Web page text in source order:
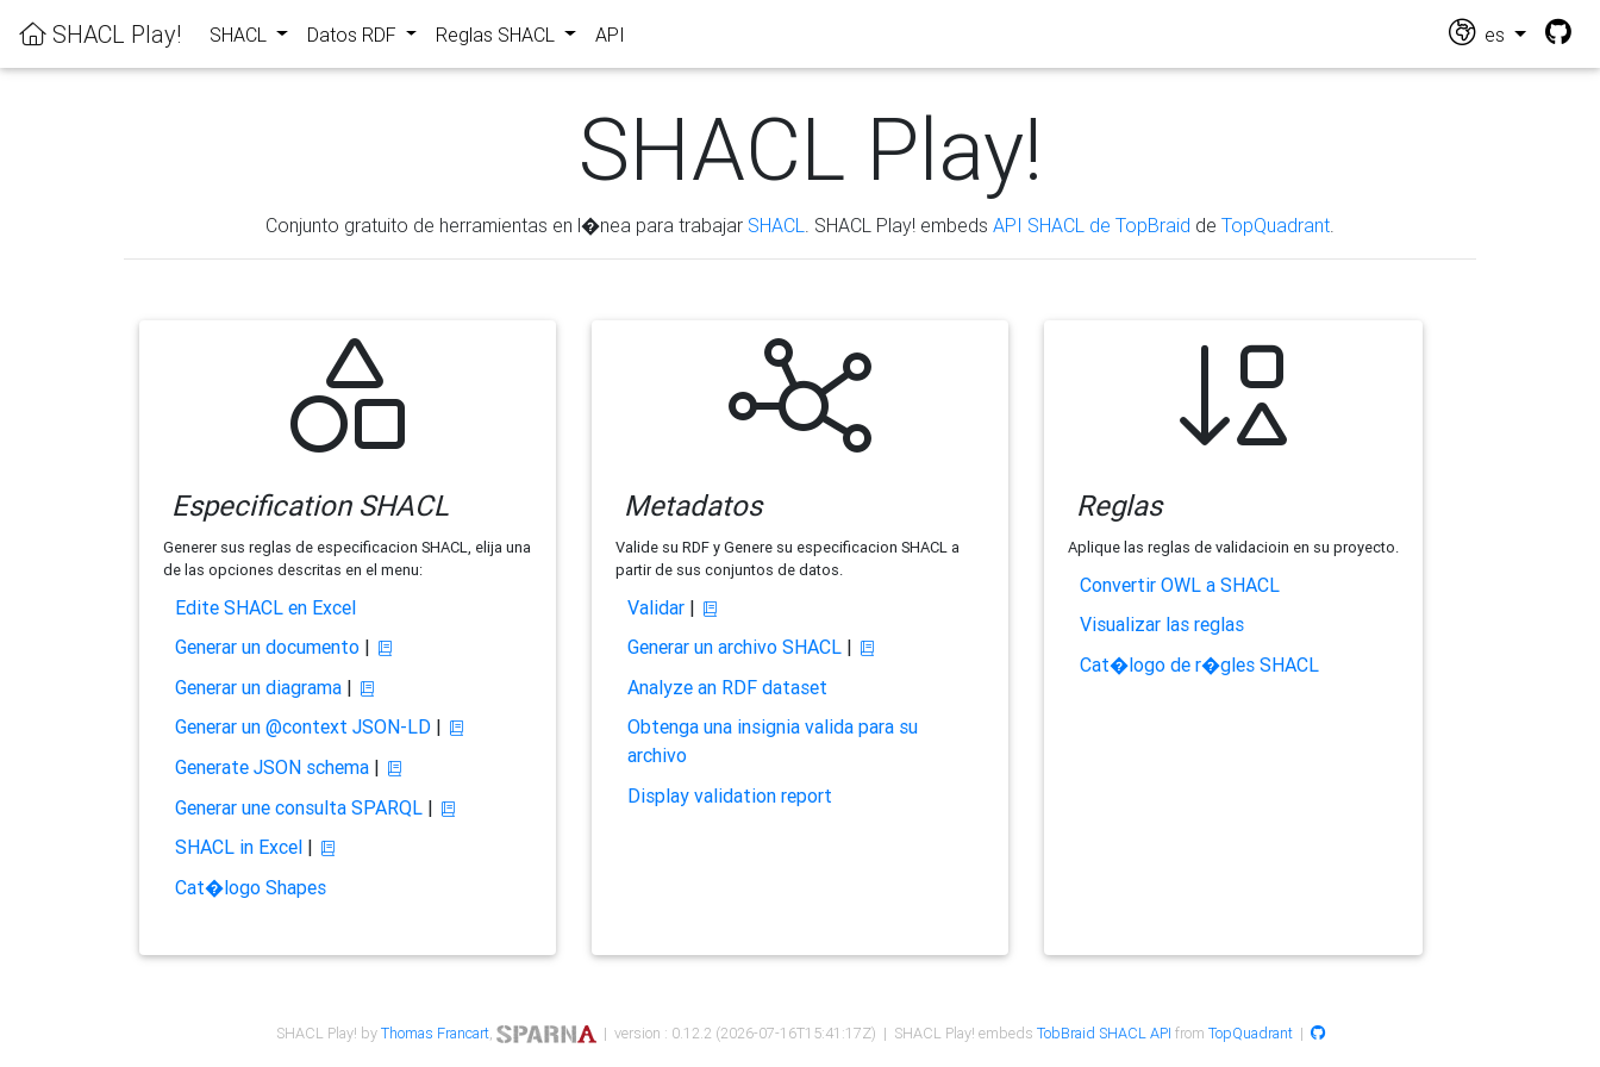
SHACL Play! SHACL Datos RDF Reglas SHACL API es
SHACL Play!
Conjunto gratuito de herramientas en l�nea para trabajar SHACL . SHACL Play! embeds API SHACL de TopBraid de TopQuadrant
Especification SHACL
Generer sus reglas de especificacion SHACL, elija una
de las opciones descritas en el menu:
Edite SHACL en Excel
Generar un documento|
Generar un diagrama|
Generar un @context JSON-LD|
Generate JSON schema|
Generar une consulta SPARQL|
SHACL in Excel|
Cat�logo Shapes
Metadatos
Valide su RDF y Genere su especificacion SHACL a
partir de sus conjuntos de datos.
Validar|
Generar un archivo SHACL|
Analyze an RDF dataset
Obtenga una insignia valida para su
archivo
Display validation report
Reglas
Aplique las reglas de validacioin en su proyecto.
Convertir OWL a SHACL
Visualizar las reglas
Cat�logo de r�gles SHACL
SHACL Play! byThomas Francart, | version : 0.12.2 (2026-07-16T15:41:17Z) | SHACL Play! embeds TobBraid SHACL API from TopQuadrant|